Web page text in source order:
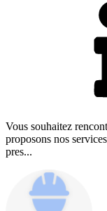
Vous souhaitez
proposons nos
pres...